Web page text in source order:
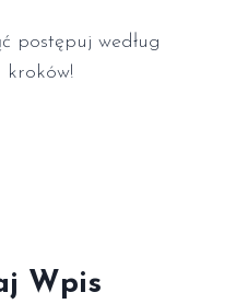
postępuj według
kroków!
Wpis